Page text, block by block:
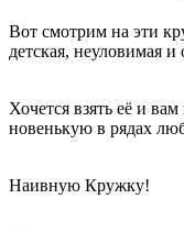
Вот смотрим на эти
детская, неуловимая и
Хочется взять её и
новенькую в рядах
Наивную Кружку!